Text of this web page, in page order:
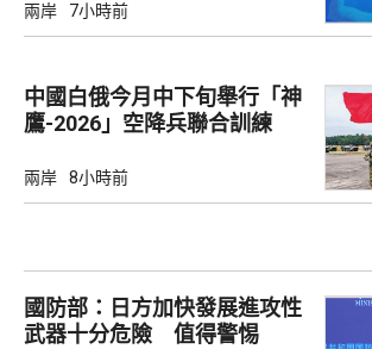
兩岸 7小時前
中國白俄今月中下旬舉行「神
鷹-2026」空降兵聯合訓練
兩岸 8小時前
國防部：日方加快發展進攻性
武器十分危險 值得警惕